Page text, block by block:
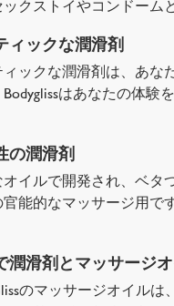
ックストイやコンドーム
ィックな潤滑剤
ィックな潤滑剤は、あな
Bodyglissはあなたの体験
の潤滑剤
オイルで開発され、ベタ
官能的なマッサージ用で
潤滑剤とマッサージ
のマッサージオイル